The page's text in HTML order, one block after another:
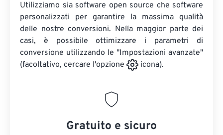
Utilizziamo sia software open source che software
personalizzati per garantire la massima qualità
delle nostre conversioni. Nella maggior parte dei
casi, è possibile ottimizzare i parametri di
conversione utilizzando le "Impostazioni avanzate"
(facoltativo, cercare l'opzione
icona).
Gratuito e sicuro